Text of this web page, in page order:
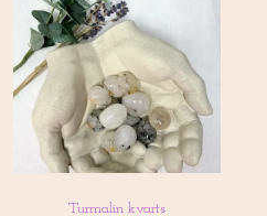
Turmalin kvarts